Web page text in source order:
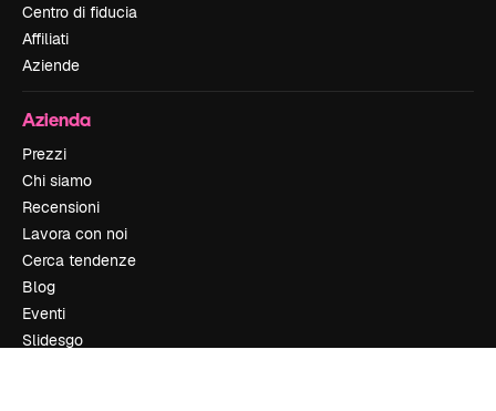
Centro di fiducia
Affiliati
Aziende
Azienda
Prezzi
Chi siamo
Recensioni
Lavora con noi
Cerca tendenze
Blog
Eventi
Slidesgo